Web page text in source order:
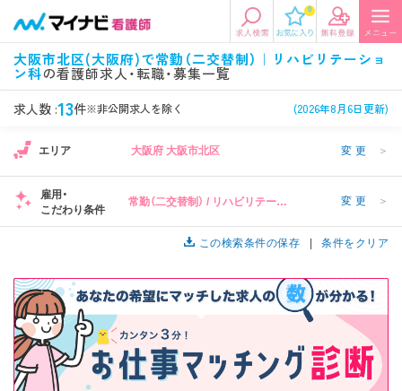
0
大阪市北区(大阪府)で常勤（二交替制）｜リハビリテーショ
ン科の看護師求人・転職・募集一覧
求人数 :13件※非公開求人を除く (2026年8月6日更新)
エリアから探す
エリアから探す
関東 北陸・信越
東海 関西
九州・沖縄
希望の求人条件を選択
条件項目の選択に戻る
資格 勤務形態
施設形態
病院、クリニック・診療所など
担当業務
病棟、外来など
美容外科、
循環器内科など
未経験歓迎、
土日祝休みなど
年収
年収500万円以上など 正社員、契約社員など
エリア 大阪府 大阪市北区 変更 ＞
雇用・
こだわり条件
常勤（二交替制） / リハビリテーシ
変更 ＞
この検索条件の保存 条件をクリア